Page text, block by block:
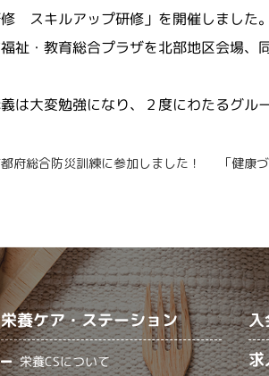
スキルアップ研修」を開催しました。
祉・教育総合プラザを北部地区会場
は大変勉強になり、２度にわたるグル
府総合防災訓練に参加しました！ 「健康
栄養ケア・ステーション
栄養CSについて
入
求